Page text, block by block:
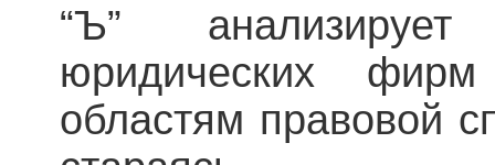
“Ъ”
юридических
областям правовой